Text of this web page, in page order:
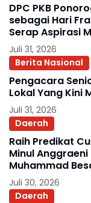
DPC PKB
sebagai Hari
Serap Aspirasi
Juli 31, 2026
Berita Nasional
Pengacara
Lokal Yang Kini
Juli 31, 2026
Daerah
Raih Predikat
Minul Anggraeni
Muhammad
Juli 30, 2026
Daerah